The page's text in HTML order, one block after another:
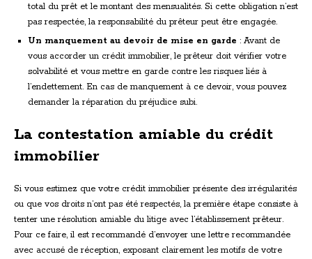
total du prêt et le montant des mensualités. Si cette obligation n’est
pas respectée, la responsabilité du prêteur peut être engagée.
Un manquement au devoir de mise en garde : Avant de
vous accorder un crédit immobilier, le prêteur doit vérifier votre
solvabilité et vous mettre en garde contre les risques liés à
l’endettement. En cas de manquement à ce devoir, vous pouvez
demander la réparation du préjudice subi.
La contestation amiable du crédit
immobilier
Si vous estimez que votre crédit immobilier présente des irrégularités
ou que vos droits n’ont pas été respectés, la première étape consiste à
tenter une résolution amiable du litige avec l’établissement prêteur.
Pour ce faire, il est recommandé d’envoyer une lettre recommandée
avec accusé de réception, exposant clairement les motifs de votre